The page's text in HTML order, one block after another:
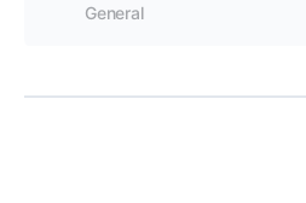
General